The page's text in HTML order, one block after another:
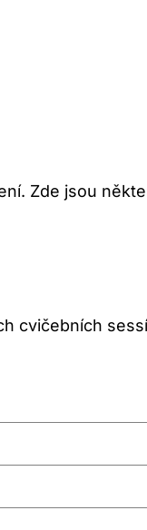
Zde jsou
cvičebních